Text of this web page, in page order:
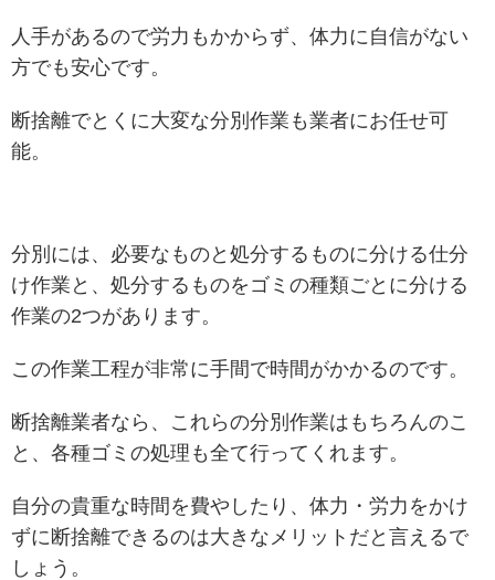
人手があるので労力もかからず、体力に自信がない
方でも安心です。
断捨離でとくに大変な分別作業も業者にお任せ可
能。
分別には、必要なものと処分するものに分ける仕分
け作業と、処分するものをゴミの種類ごとに分ける
作業の2つがあります。
この作業工程が非常に手間で時間がかかるのです。
断捨離業者なら、これらの分別作業はもちろんのこ
と、各種ゴミの処理も全て行ってくれます。
自分の貴重な時間を費やしたり、体力・労力をかけ
ずに断捨離できるのは大きなメリットだと言えるで
しょう。